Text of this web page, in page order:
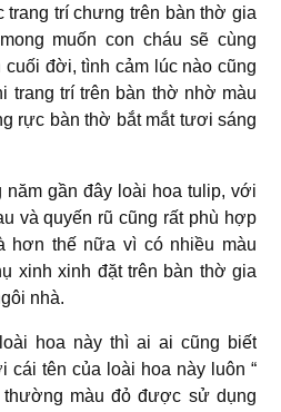
trí chưng trên bàn thờ gia
muốn con cháu sẽ cùng
cuối đời, tình cảm lúc nào cũng
trang trí trên bàn thờ nhờ màu
rực bàn thờ bắt mắt tươi sáng
năm gần đây loài hoa tulip, với
và quyến rũ cũng rất phù hợp
hơn thế nữa vì có nhiều màu
xinh xinh đặt trên bàn thờ gia
nhà.
hoa này thì ai ai cũng biết
cái tên của loài hoa này luôn “
thường màu đỏ được sử dụng